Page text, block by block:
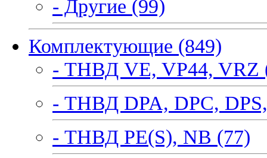
- Другие (99)
Комплектующие (849)
- ТНВД VE, VP44, VRZ
- ТНВД DPA, DPC,
- ТНВД PE(S), NB (77)